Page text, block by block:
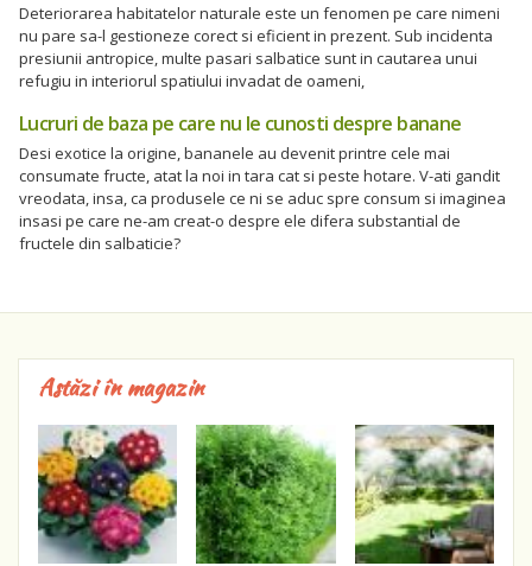
Deteriorarea habitatelor naturale este un fenomen pe care nimeni
nu pare sa-l gestioneze corect si eficient in prezent. Sub incidenta
presiunii antropice, multe pasari salbatice sunt in cautarea unui
refugiu in interiorul spatiului invadat de oameni,
Lucruri de baza pe care nu le cunosti despre banane
Desi exotice la origine, bananele au devenit printre cele mai
consumate fructe, atat la noi in tara cat si peste hotare. V-ati gandit
vreodata, insa, ca produsele ce ni se aduc spre consum si imaginea
insasi pe care ne-am creat-o despre ele difera substantial de
fructele din salbaticie?
Astăzi în magazin